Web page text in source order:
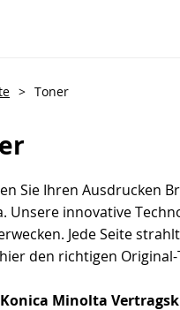
> Toner
Sie Ihren Ausdrucken
Unsere innovative
Jede Seite
den richtigen
Minolta